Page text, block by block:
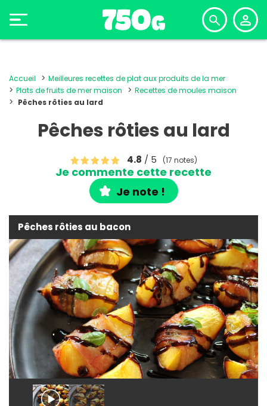
Accueil
Meilleures recettes de plat aux produits de la mer
Plats de fruits de mer maison
Recettes de moules maison
Pêches rôties au lard
Pêches rôties au lard
4.8 / 5 (17 notes)
Je commente cette recette
Je note !
Pêches rôties au bacon